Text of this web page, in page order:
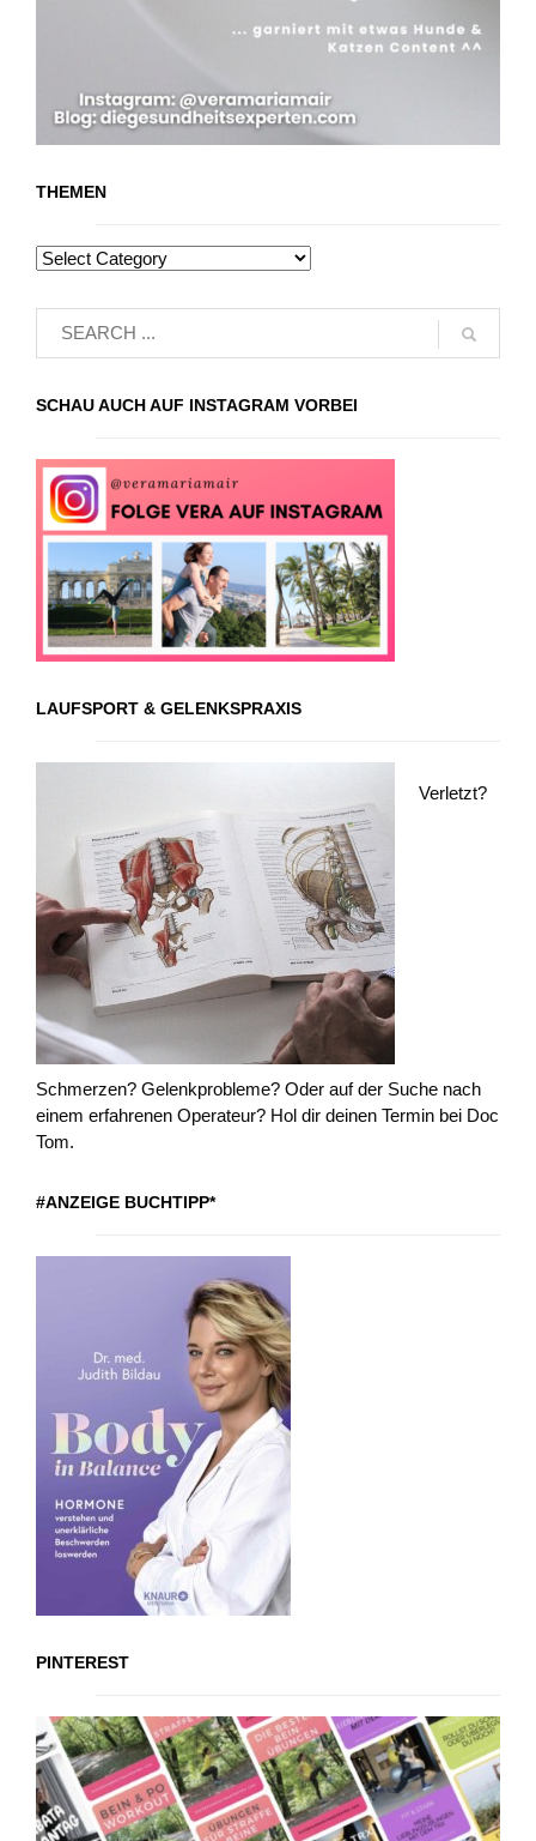
THEMEN
SCHAU AUCH AUF INSTAGRAM VORBEI
LAUFSPORT & GELENKSPRAXIS
Verletzt?
Schmerzen? Gelenkprobleme? Oder auf der Suche nach
einem erfahrenen Operateur? Hol dir deinen Termin bei Doc
Tom.
#ANZEIGE BUCHTIPP*
PINTEREST